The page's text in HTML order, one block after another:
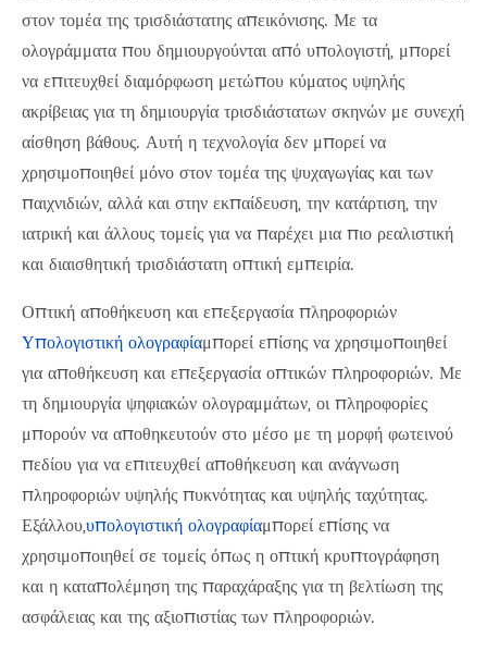
στον τομέα της τρισδιάστατης απεικόνισης. Με τα
ολογράμματα που δημιουργούνται από υπολογιστή, μπορεί
να επιτευχθεί διαμόρφωση μετώπου κύματος υψηλής
ακρίβειας για τη δημιουργία τρισδιάστατων σκηνών με συνεχή
αίσθηση βάθους. Αυτή η τεχνολογία δεν μπορεί να
χρησιμοποιηθεί μόνο στον τομέα της ψυχαγωγίας και των
παιχνιδιών, αλλά και στην εκπαίδευση, την κατάρτιση, την
ιατρική και άλλους τομείς για να παρέχει μια πιο ρεαλιστική
και διαισθητική τρισδιάστατη οπτική εμπειρία.
Οπτική αποθήκευση και επεξεργασία πληροφοριών
Υπολογιστική ολογραφίαμπορεί επίσης να χρησιμοποιηθεί
για αποθήκευση και επεξεργασία οπτικών πληροφοριών. Με
τη δημιουργία ψηφιακών ολογραμμάτων, οι πληροφορίες
μπορούν να αποθηκευτούν στο μέσο με τη μορφή φωτεινού
πεδίου για να επιτευχθεί αποθήκευση και ανάγνωση
πληροφοριών υψηλής πυκνότητας και υψηλής ταχύτητας.
Εξάλλου,υπολογιστική ολογραφίαμπορεί επίσης να
χρησιμοποιηθεί σε τομείς όπως η οπτική κρυπτογράφηση
και η καταπολέμηση της παραχάραξης για τη βελτίωση της
ασφάλειας και της αξιοπιστίας των πληροφοριών.